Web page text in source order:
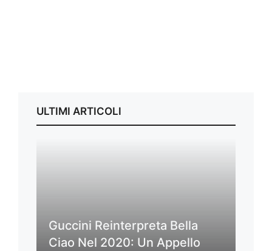
ULTIMI ARTICOLI
Guccini Reinterpreta Bella
Ciao Nel 2020: Un Appello